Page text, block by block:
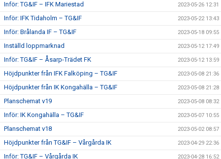
Inför: TG&IF – IFK Mariestad 2023-05-26 12:31
Inför: IFK Tidaholm – TG&IF 2023-05-22 13:43
Inför: Brålanda IF – TG&IF 2023-05-18 09:55
Inställd loppmarknad 2023-05-12 17:49
Inför: TG&IF – Åsarp-Trädet FK 2023-05-12 13:59
Höjdpunkter från IFK Falköping – TG&IF 2023-05-08 21:36
Höjdpunkter från IK Kongahälla – TG&IF 2023-05-08 21:28
Planschemat v19 2023-05-08 08:32
Inför: IK Kongahälla – TG&IF 2023-05-07 10:55
Planschemat v18 2023-05-02 08:57
Höjdpunkter från TG&IF – Vårgårda IK 2023-04-29 22:36
Inför: TG&IF – Vårgårda IK 2023-04-28 16:52